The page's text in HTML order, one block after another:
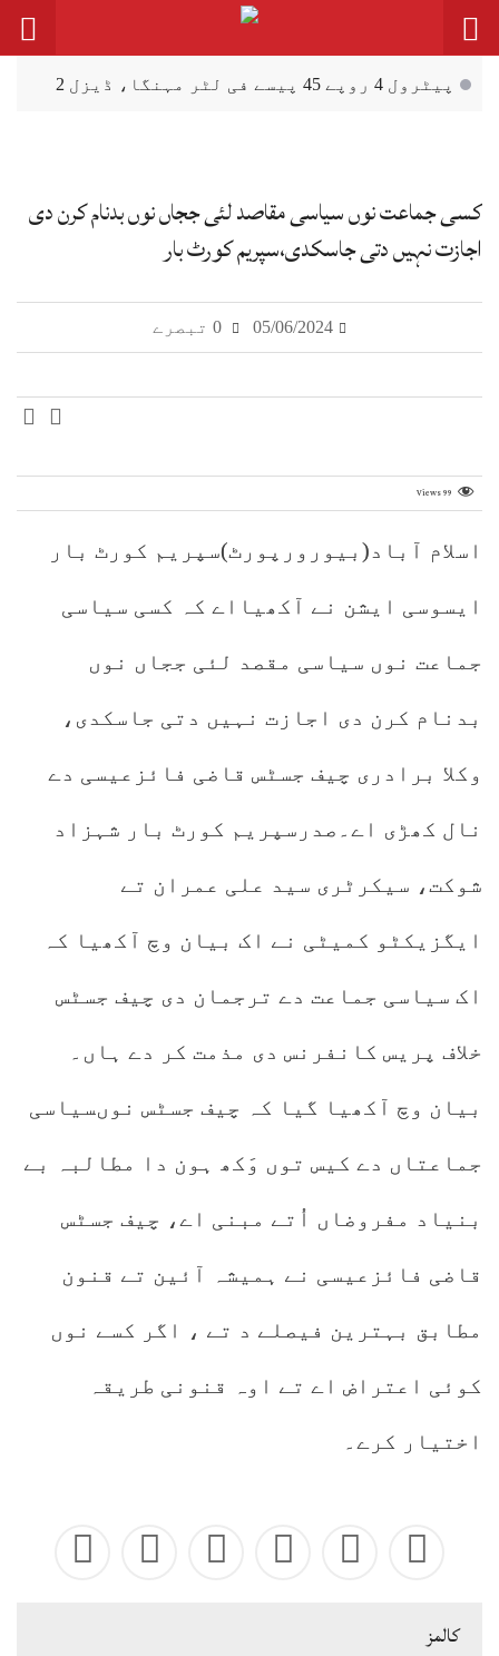
پیٹرول 4 روپے 45 پیسے فی لٹر مہنگا، ڈیزل 2
ظفروال: انڈین بنی ہوئی 120 گرام وزنی
اینٹی پرسنل مائن (بارودی سرنگ) برآمد
پربندھ (گڈ گورننس) لئی فنکشنل مسلم لیگ وی
نویں صوبیاں دی حامی اے
کسی جماعت نوں سیاسی مقاصد لئی ججاں نوں بدنام کرن دی
اجازت نہیں دتی جاسکدی،سپریم کورٹ بار
05/06/2024
Views99
اسلام آباد(بیورورپورٹ)سپریم کورٹ بار
ایسوسی ایشن نے آکھیااے کہ کسی سیاسی
جماعت نوں سیاسی مقصد لئی ججاں نوں
بدنام کرن دی اجازت نہیں دتی جاسکدی،
وکلا برادری چیف جسٹس قاضی فائزعیسی دے
نال کھڑی اے۔صدرسپریم کورٹ بار شہزاد
شوکت، سیکرٹری سید علی عمران تے
ایگزیکٹو کمیٹی نے اک بیان وچ آکھیا کہ
اک سیاسی جماعت دے ترجمان دی چیف جسٹس
خلاف پریس کانفرنس دی مذمت کر دے ہاں۔
بیان وچ آکھیا گیا کہ چیف جسٹس نوںسیاسی
جماعتاں دے کیس توں وَکھ ہون دا مطالبہ بے
بنیاد مفروضاں اُتے مبنی اے، چیف جسٹس
قاضی فائزعیسی نے ہمیشہ آئین تے قنون
مطابق بہترین فیصلے د تے ، اگر کسے نوں
کوئی اعتراض اے تے اوہ قنونی طریقہ
اختیار کرے۔
كالمز